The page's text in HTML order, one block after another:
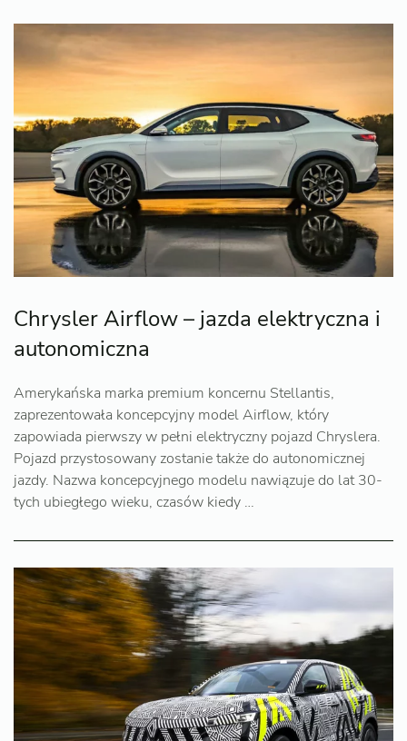
Chrysler Airflow – jazda elektryczna i
autonomiczna
Amerykańska marka premium koncernu Stellantis,
zaprezentowała koncepcyjny model Airflow, który
zapowiada pierwszy w pełni elektryczny pojazd Chryslera.
Pojazd przystosowany zostanie także do autonomicznej
jazdy. Nazwa koncepcyjnego modelu nawiązuje do lat 30-
tych ubiegłego wieku, czasów kiedy …